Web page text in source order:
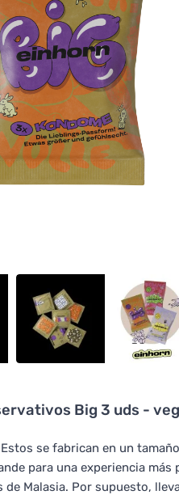
Big 3 uds -
se fabrican en un
para una experiencia más
Malasia. Por supuesto,